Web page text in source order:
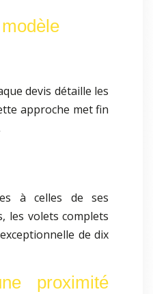
devis détaille les
approche met fin
à celles de ses
les volets complets
de dix
proximité